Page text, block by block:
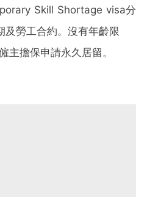
Skill Shortage visa分
勞工合約。沒有年齡限
主擔保申請永久居留。